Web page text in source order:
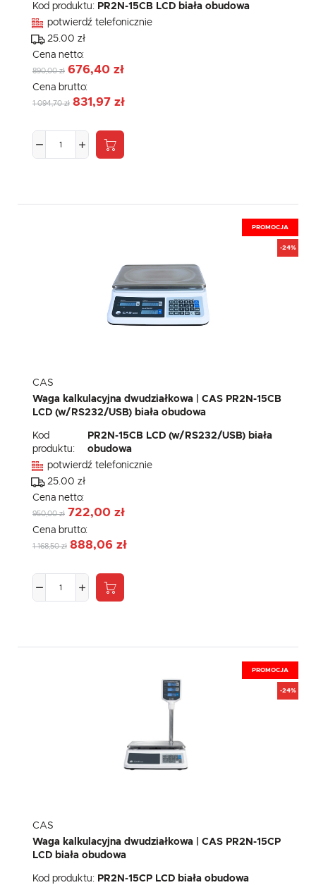
Kod produktu: PR2N-15CB LCD biała obudowa
potwierdź telefonicznie
25.00 zł
Cena netto:
890,00 zł 676,40 zł
Cena brutto:
1 094,70 zł 831,97 zł
PROMOCJA
-24%
CAS
Waga kalkulacyjna dwudziałkowa | CAS PR2N-15CB
LCD (w/RS232/USB) biała obudowa
Kod
produktu:
PR2N-15CB LCD (w/RS232/USB) biała
obudowa
potwierdź telefonicznie
25.00 zł
Cena netto:
950,00 zł 722,00 zł
Cena brutto:
1 168,50 zł 888,06 zł
PROMOCJA
-24%
CAS
Waga kalkulacyjna dwudziałkowa | CAS PR2N-15CP
LCD biała obudowa
Kod produktu: PR2N-15CP LCD biała obudowa